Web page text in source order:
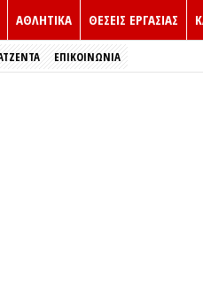
ΑΘΛΗΤΙΚΑ ΘΕΣΕΙΣ ΕΡΓΑΣΙΑΣ
ΕΠΙΚΟΙΝΩΝΙΑ